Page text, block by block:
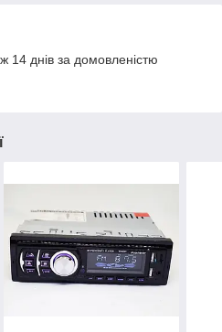
14 днів за домовленістю